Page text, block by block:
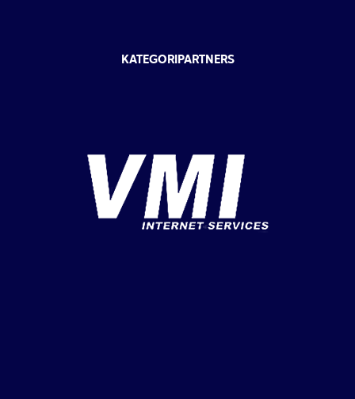
KATEGORIPARTNERS